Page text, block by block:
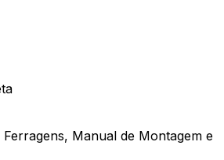
Ferragens, Manual de Montagem e